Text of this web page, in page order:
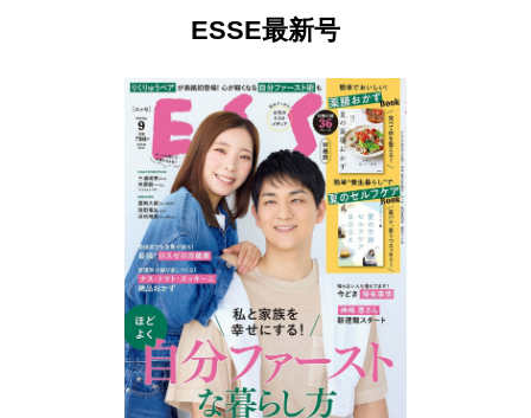
ESSE最新号